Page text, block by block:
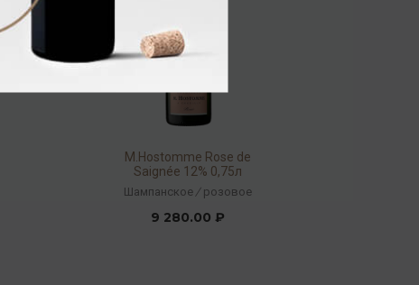
М.Hostomme Rose de
Saignée 12% 0,75л
Шампанское / розовое
9 280.00 ₽